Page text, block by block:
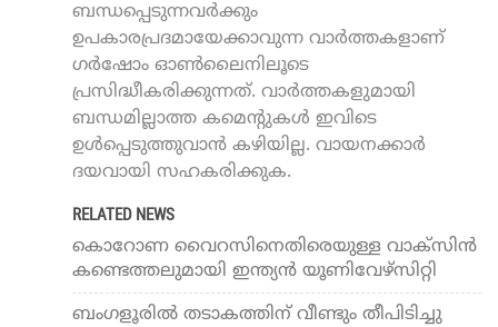
ബന്ധപ്പെടുന്നവർക്കും
ഉപകാരപ്രദമായേക്കാവുന്ന വാർത്തകളാണ്
ഗർഷോം ഓൺലൈനിലൂടെ
പ്രസിദ്ധീകരിക്കുന്നത്. വാർത്തകളുമായി
ബന്ധമില്ലാത്ത കമെന്റുകൾ ഇവിടെ
ഉൾപ്പെടുത്തുവാൻ കഴിയില്ല. വായനക്കാർ
ദയവായി സഹകരിക്കുക.
RELATED NEWS
കൊറോണ വൈറസിനെതിരെയുള്ള വാക്സിൻ
കണ്ടെത്തലുമായി ഇന്ത്യൻ യൂണിവേഴ്സിറ്റി
ബംഗളൂരില്‍ തടാകത്തിന് വീണ്ടും തീപിടിച്ചു